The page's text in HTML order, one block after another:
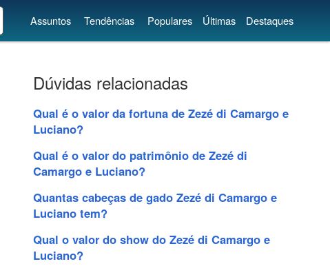
Assuntos Tendências Populares Últimas Destaques
Dúvidas relacionadas
Qual é o valor da fortuna de Zezé di Camargo e
Luciano?
Qual é o valor do patrimônio de Zezé di
Camargo e Luciano?
Quantas cabeças de gado Zezé di Camargo e
Luciano tem?
Qual o valor do show do Zezé di Camargo e
Luciano?